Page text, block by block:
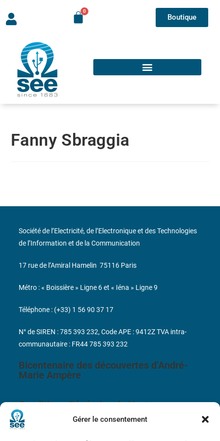
Gérer le consentement
Boutique
Fanny Sbraggia
Bicentenaire des découvertes d’André-
Marie Ampère
Conditions Générales de Vente
Société de l’Electricité, de l’Electronique et des Technologies
de l’Information et de la Communication
17 rue de l’Amiral Hamelin 75116 Paris
Métro : « Boissière » Ligne 6 et « Iéna » Ligne 9
Téléphone : (+33) 1 56 90 37 17
N° de SIREN : 785 393 232, Code APE : 9412Z TVA intra-
communautaire : FR44 785 393 232